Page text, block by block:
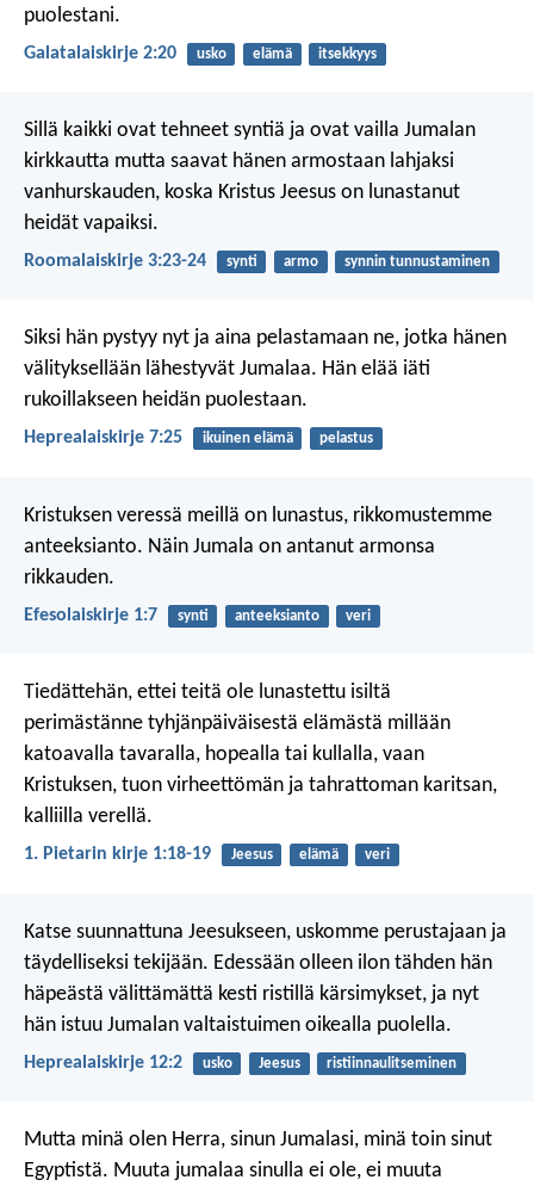
puolestani.
Galatalaiskirje 2:20 usko elämä itsekkyys
Sillä kaikki ovat tehneet syntiä ja ovat vailla Jumalan
kirkkautta mutta saavat hänen armostaan lahjaksi
vanhurskauden, koska Kristus Jeesus on lunastanut
heidät vapaiksi.
Roomalaiskirje 3:23-24 synti armo synnin tunnustaminen
Siksi hän pystyy nyt ja aina pelastamaan ne, jotka hänen
välityksellään lähestyvät Jumalaa. Hän elää iäti
rukoillakseen heidän puolestaan.
Heprealaiskirje 7:25 ikuinen elämä pelastus
Kristuksen veressä meillä on lunastus, rikkomustemme
anteeksianto. Näin Jumala on antanut armonsa
rikkauden.
Efesolaiskirje 1:7 synti anteeksianto veri
Tiedättehän, ettei teitä ole lunastettu isiltä
perimästänne tyhjänpäiväisestä elämästä millään
katoavalla tavaralla, hopealla tai kullalla, vaan
Kristuksen, tuon virheettömän ja tahrattoman karitsan,
kalliilla verellä.
1. Pietarin kirje 1:18-19 Jeesus elämä veri
Katse suunnattuna Jeesukseen, uskomme perustajaan ja
täydelliseksi tekijään. Edessään olleen ilon tähden hän
häpeästä välittämättä kesti ristillä kärsimykset, ja nyt
hän istuu Jumalan valtaistuimen oikealla puolella.
Heprealaiskirje 12:2 usko Jeesus ristiinnaulitseminen
Mutta minä olen Herra, sinun Jumalasi, minä toin sinut
Egyptistä. Muuta jumalaa sinulla ei ole, ei muuta